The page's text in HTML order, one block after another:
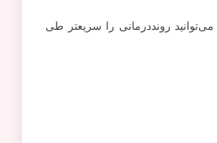
می‌توانید رونددرمانی را سریعتر طی